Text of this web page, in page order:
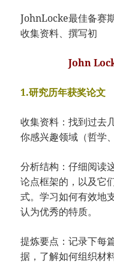
JohnLocke最佳备赛
收集资料、撰写初
John
1.研究历年获奖论文
收集资料：找到过去
你感兴趣领域（哲学
分析结构：仔细阅读
论点框架的，以及它
式。学习如何有效地
认为优秀的特质。
提炼要点：记录下每
据，了解如何组织材